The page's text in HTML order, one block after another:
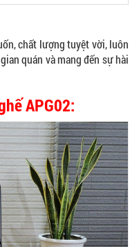
chất lượng tuyệt vời, luôn
quán và mang đến sự hài
APG02: